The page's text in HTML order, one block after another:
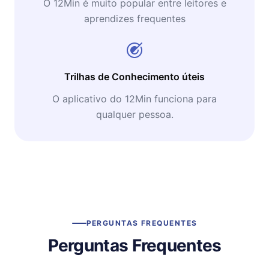
O 12Min é muito popular entre leitores e
aprendizes frequentes
Trilhas de Conhecimento úteis
O aplicativo do 12Min funciona para
qualquer pessoa.
PERGUNTAS FREQUENTES
Perguntas Frequentes